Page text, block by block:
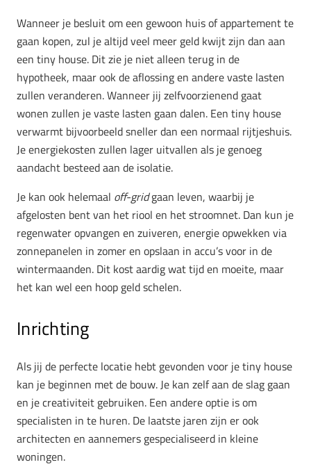
Wanneer je besluit om een gewoon huis of appartement te
gaan kopen, zul je altijd veel meer geld kwijt zijn dan aan
een tiny house. Dit zie je niet alleen terug in de
hypotheek, maar ook de aflossing en andere vaste lasten
zullen veranderen. Wanneer jij zelfvoorzienend gaat
wonen zullen je vaste lasten gaan dalen. Een tiny house
verwarmt bijvoorbeeld sneller dan een normaal rijtjeshuis.
Je energiekosten zullen lager uitvallen als je genoeg
aandacht besteed aan de isolatie.
Je kan ook helemaal off-gridgaan leven, waarbij je
afgelosten bent van het riool en het stroomnet. Dan kun je
regenwater opvangen en zuiveren, energie opwekken via
zonnepanelen in zomer en opslaan in accu’s voor in de
wintermaanden. Dit kost aardig wat tijd en moeite, maar
het kan wel een hoop geld schelen.
Inrichting
Als jij de perfecte locatie hebt gevonden voor je tiny house
kan je beginnen met de bouw. Je kan zelf aan de slag gaan
en je creativiteit gebruiken. Een andere optie is om
specialisten in te huren. De laatste jaren zijn er ook
architecten en aannemers gespecialiseerd in kleine
woningen.